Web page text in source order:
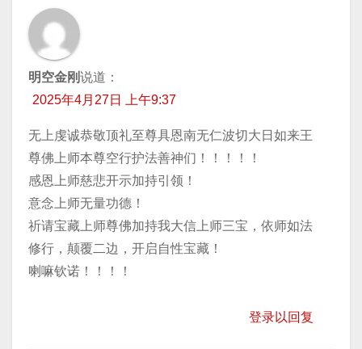
明空金刚说道：
2025年4月27日 上午9:37
无上虔诚恭敬顶礼至尊具恩南无仁波切大日如来王
尊佛上师本尊空行护法善神们！！！！！
感恩上师慈悲开示加持引领！
意念上师无量功德！
祈请宝藏上师尊佛加持我大信上师三宝，依师如法
修行，颠覆二边，开启自性宝藏！
喇嘛钦诺！！！！
登录以回复